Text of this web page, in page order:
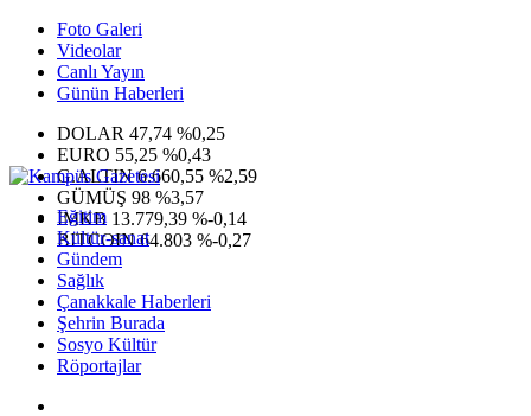
Foto Galeri
Videolar
Canlı Yayın
Günün Haberleri
DOLAR 47,74 %0,25
EURO 55,25 %0,43
G.ALTIN6.660,55 %2,59
GÜMÜŞ 98 %3,57
IMKB 13.779,39 %-0,14
BITCOIN64.803 %-0,27
Eğitim
Kültür-sanat
Gündem
Sağlık
Çanakkale Haberleri
Şehrin Burada
Sosyo Kültür
Röportajlar